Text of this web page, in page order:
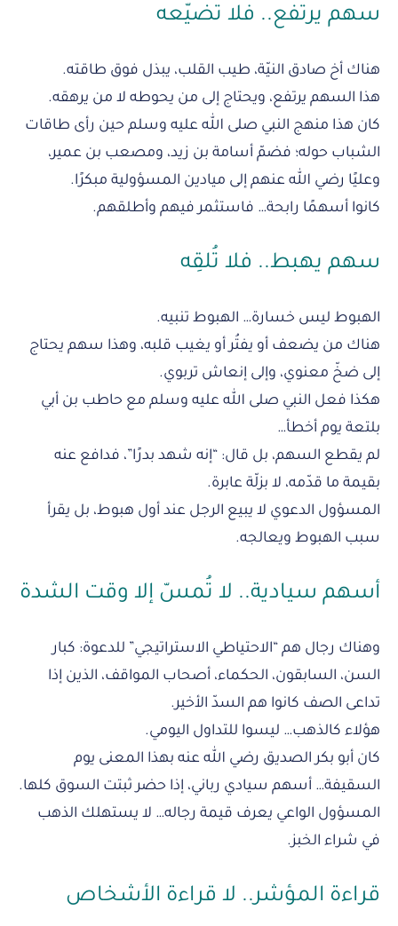
سهم يرتفع.. فلا تضيّعه
هناك أخ صادق النيّة، طيب القلب، يبذل فوق طاقته.
هذا السهم يرتفع، ويحتاج إلى من يحوطه لا من يرهقه.
كان هذا منهج النبي صلى الله عليه وسلم حين رأى طاقات
الشباب حوله؛ فضمّ أسامة بن زيد، ومصعب بن عمير،
وعليًا رضي الله عنهم إلى ميادين المسؤولية مبكرًا.
كانوا أسهمًا رابحة… فاستثمر فيهم وأطلقهم.
سهم يهبط.. فلا تُلقِه
الهبوط ليس خسارة… الهبوط تنبيه.
هناك من يضعف أو يفتُر أو يغيب قلبه، وهذا سهم يحتاج
إلى ضخّ معنوي، وإلى إنعاش تربوي.
هكذا فعل النبي صلى الله عليه وسلم مع حاطب بن أبي
بلتعة يوم أخطأ…
لم يقطع السهم، بل قال: “إنه شهد بدرًا”، فدافع عنه
بقيمة ما قدّمه، لا بزلّة عابرة.
المسؤول الدعوي لا يبيع الرجل عند أول هبوط، بل يقرأ
سبب الهبوط ويعالجه.
أسهم سيادية.. لا تُمسّ إلا وقت الشدة
وهناك رجال هم “الاحتياطي الاستراتيجي” للدعوة: كبار
السن، السابقون، الحكماء، أصحاب المواقف، الذين إذا
تداعى الصف كانوا هم السدّ الأخير.
هؤلاء كالذهب… ليسوا للتداول اليومي.
كان أبو بكر الصديق رضي الله عنه بهذا المعنى يوم
السقيفة… أسهم سيادي رباني، إذا حضر ثبتت السوق كلها.
المسؤول الواعي يعرف قيمة رجاله… لا يستهلك الذهب
في شراء الخبز.
قراءة المؤشر.. لا قراءة الأشخاص